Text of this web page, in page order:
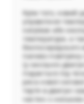
Крім того, новий
управління
нагріває або
температури, а
паливо-
(у нинішніх
подається під
риса нової
тертя в двигуні
частин з низьким